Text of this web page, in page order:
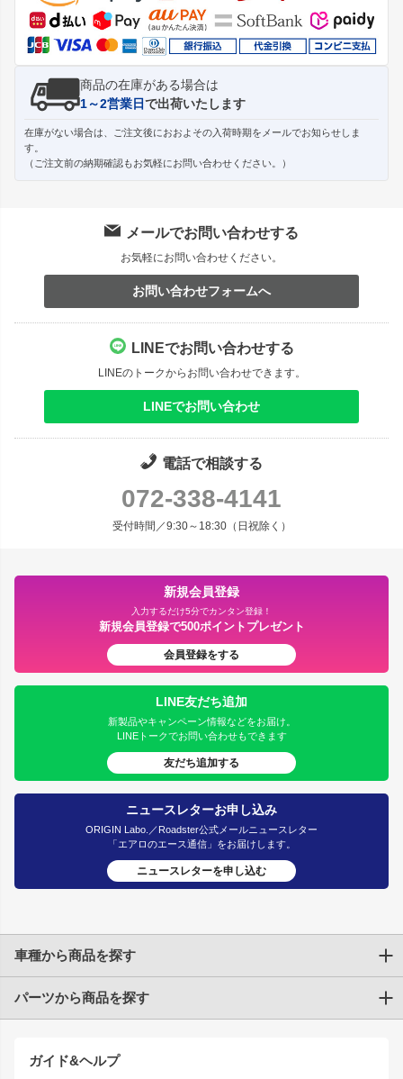
へ
商品の在庫がある場合は
1～2営業日で出荷いたします
在庫がない場合は、ご注文後におおよその入荷時期をメールでお知らせしま
す。
（ご注文前の納期確認もお気軽にお問い合わせください。）
メールでお問い合わせする
お気軽にお問い合わせください。
お問い合わせフォームへ
LINEでお問い合わせする
LINEのトークからお問い合わせできます。
LINEでお問い合わせ
電話で相談する
072-338-4141
受付時間／9:30～18:30（日祝除く）
新規会員登録
入力するだけ5分でカンタン登録！
新規会員登録で500ポイントプレゼント
会員登録をする
LINE友だち追加
新製品やキャンペーン情報などをお届け。
LINEトークでお問い合わせもできます
友だち追加する
ニュースレターお申し込み
ORIGIN Labo.／Roadster公式メールニュースレター
「エアロのエース通信」をお届けします。
ニュースレターを申し込む
ガイド&ヘルプ
車種から商品を探す
トヨタ
JZX90 CHASER
パーツから商品を探す
エアロシリーズ